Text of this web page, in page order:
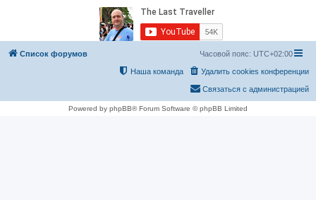
Список форумов Часовой пояс: UTC+02:00
Удалить cookies конференции
Наша команда
Связаться с администрацией
Powered by phpBB® Forum Software © phpBB Limited